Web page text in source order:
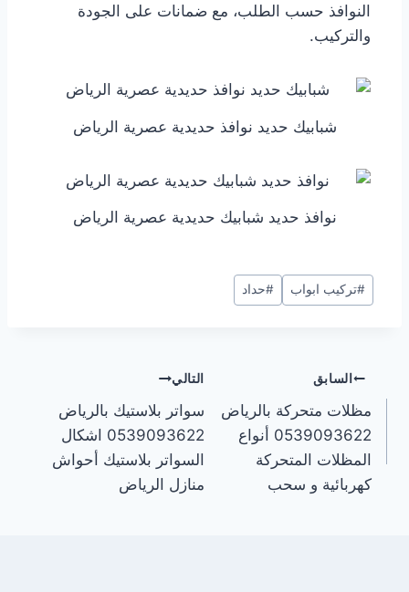
النوافذ حسب الطلب، مع ضمانات على الجودة
والتركيب.
شبابيك حديد نوافذ حديدية عصرية الرياض
نوافذ حديد شبابيك حديدية عصرية الرياض
#تركيب ابواب #حداد
السابق
مظلات متحركة بالرياض
0539093622 أنواع
المظلات المتحركة
كهربائية و سحب
التالي
سواتر بلاستيك بالرياض
0539093622 اشكال
السواتر بلاستيك أحواش
منازل الرياض